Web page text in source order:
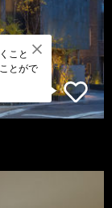
こと
とがで